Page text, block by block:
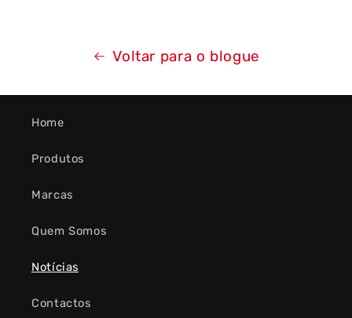
Voltar para o blogue
Home
Produtos
Marcas
Quem Somos
Notícias
Contactos